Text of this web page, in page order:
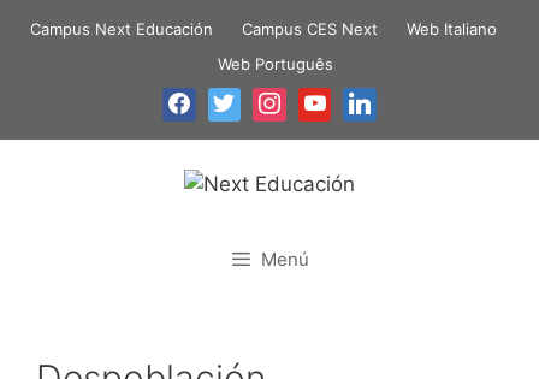
Campus Next Educación Campus CES Next
Web Italiano
Web Português
Menú